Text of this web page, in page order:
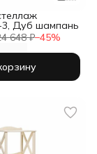
648 ₽−45%
Дуб шампань